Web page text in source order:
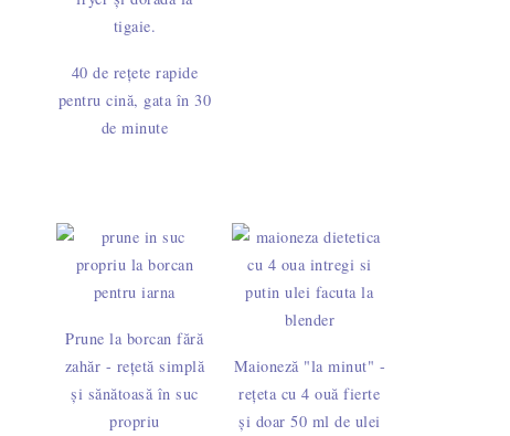
40 de rețete rapide
pentru cină, gata în 30
de minute
Prune la borcan fără
zahăr - rețetă simplă
și sănătoasă în suc
propriu
Maioneză "la minut" -
rețeta cu 4 ouă fierte
și doar 50 ml de ulei